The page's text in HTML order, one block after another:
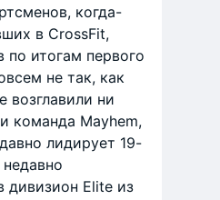
когда-
в CrossFit,
по итогам первого
не так, как
возглавили ни
команда Mayhem,
лидирует 19-
дивизион Elite из